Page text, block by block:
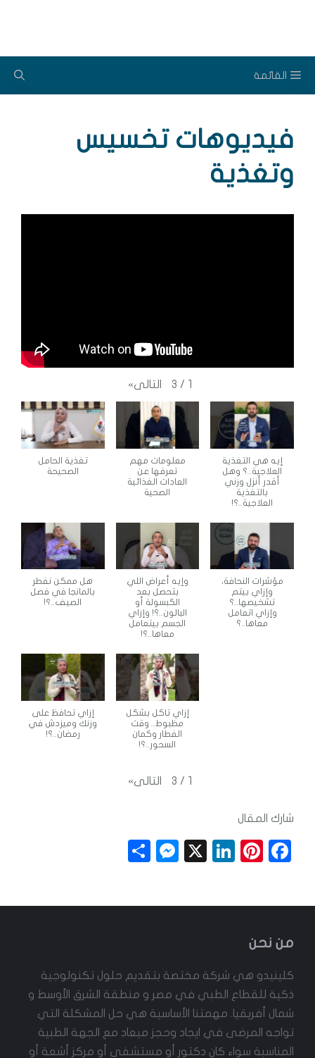
القائمة
فيديوهات تخسيس
وتغذية
1
/
3 التالى»
تغذية الحامل
الصحيحة
معلومات مهم
تعرفها عن
العادات الغذائية
الصحية
إيه هي التغذية
العلاجية..؟ وهل
أقدر أنزل وزني
بالتغذية
العلاجية..؟!
هل ممكن نفطر
بالمانجا في فصل
الصيف..؟!
وإيه أعراض اللي
بتحصل بعد
الكبسولة أو
البالون..؟! وإزاي
الجسم بيتعامل
معاها..؟!
مؤشرات النحافة،
وإزاي بيتم
تشخيصها..؟
وإزاي اتعامل
معاها..؟
إزاي تحافظ على
وزنك وميزدش في
رمضان..؟!
إزاي تاكل بشكل
مظبوط.. وقت
الفطار وكمان
السحور..؟!
1
/
3 التالى»
شارك المقال
F
b
o
k
Pi
s
t
Li
X
M
e
r
من نحن
كلينيدو هي شركة مختصة بتقديم حلول تكنولوجية
ذكية للقطاع الطبي في مصر و منطقة الشرق الأوسط و
شمال أفريقيا. مهمتنا الأساسية هي حل المشكلة التي
تواجه المرضى في ايجاد وحجز ميعاد مع الجهة الطبية
المناسبة سواء كان دكتور أو مستشفى أو مركز أشعة أو